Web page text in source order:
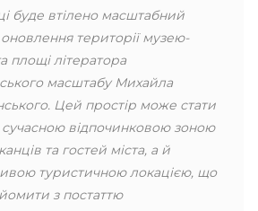
буде втілено масштабний
території музею-
площі літератора
масштабу Михайла
Цей простір може стати
відпочинковою зоною
та гостей міста, а й
туристичною локацією, що
з постаттю